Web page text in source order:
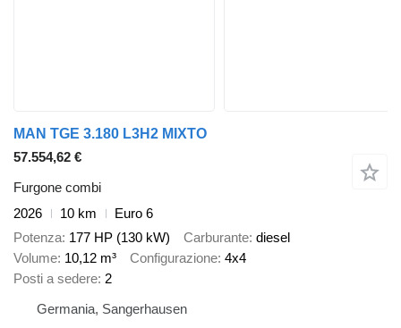
MAN TGE 3.180 L3H2 MIXTO
57.554,62 €
Furgone combi
2026
10 km
Euro 6
Potenza 177 HP (130 kW) Carburante diesel
Volume 10,12 m³ Configurazione 4x4
Posti a sedere 2
Germania, Sangerhausen